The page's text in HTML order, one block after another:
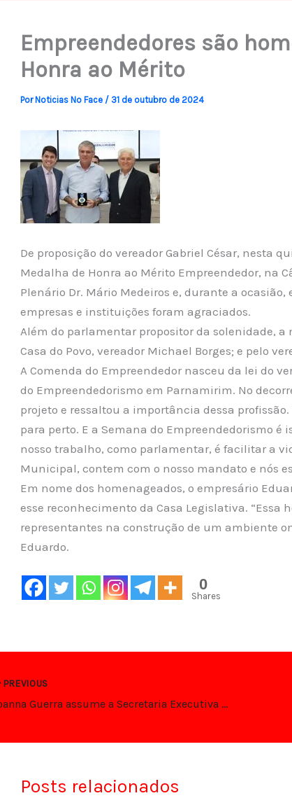
Empreendedores são
Honra ao Mérito
PorNoticias No Face / 31 de outubro de 2024
De proposição do vereador Gabriel César, nesta
Medalha de Honra ao Mérito Empreendedor, na
Plenário Dr. Mário Medeiros e, durante a
empresas e instituições foram agraciados.
Além do parlamentar propositor da solenidade,
Casa do Povo, vereador Michael Borges; e pelo
A Comenda do Empreendedor nasceu da lei do
do Empreendedorismo em Parnamirim. No
projeto e ressaltou a importância dessa
para perto. E a Semana do Empreendedorismo é
nosso trabalho, como parlamentar, é facilitar a
Municipal, contem com o nosso mandato e nós
Em nome dos homenageados, o empresário
esse reconhecimento da Casa Legislativa.
representantes na construção de um ambiente
Eduardo.
0
Shares
PREVIOUS
Joanna Guerra assume a Secretaria Executiva de Parcerias Público-Privadas de Natal
Posts relacionados